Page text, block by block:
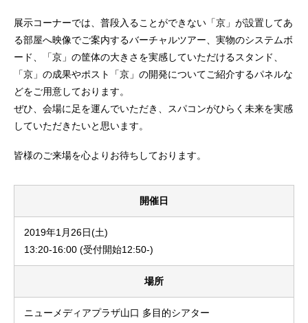
展示コーナーでは、普段入ることができない「京」が設置してあ
る部屋へ映像でご案内するバーチャルツアー、実物のシステムボ
ード、「京」の筐体の大きさを実感していただけるスタンド、
「京」の成果やポスト「京」の開発についてご紹介するパネルな
どをご用意しております。
ぜひ、会場に足を運んでいただき、スパコンがひらく未来を実感
していただきたいと思います。
皆様のご来場を心よりお待ちしております。
開催日
2019年1月26日(土)
13:20-16:00 (受付開始12:50-)
場所
ニューメディアプラザ山口 多目的シアター